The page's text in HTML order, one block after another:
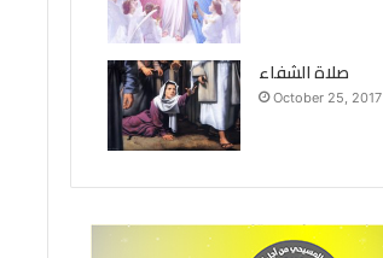
صلاة الشفاء
October 25, 2017